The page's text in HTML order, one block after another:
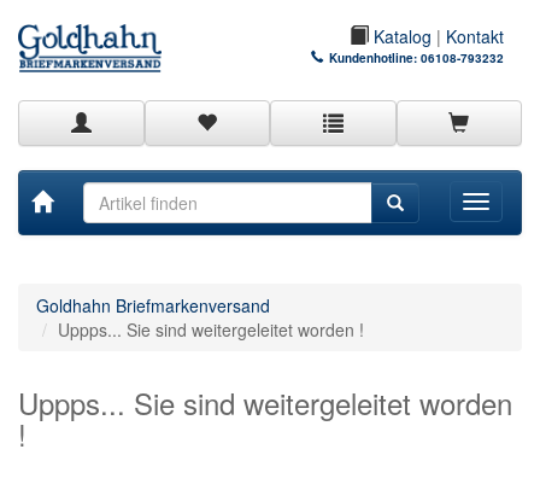
Katalog | Kontakt
Kundenhotline: 06108-793232
Toggle
Goldhahn Briefmarkenversand
Uppps... Sie sind weitergeleitet worden !
Uppps... Sie sind weitergeleitet worden
!